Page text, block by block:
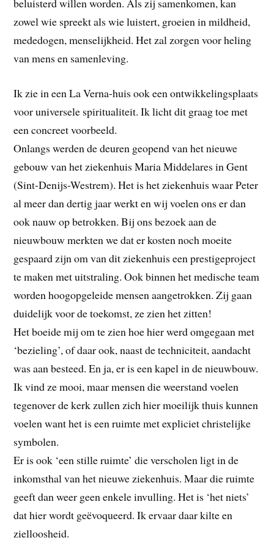
beluisterd willen worden. Als zij samenkomen, kan
zowel wie spreekt als wie luistert, groeien in mildheid,
mededogen, menselijkheid. Het zal zorgen voor heling
van mens en samenleving.
Ik zie in een La Verna-huis ook een ontwikkelingsplaats
voor universele spiritualiteit. Ik licht dit graag toe met
een concreet voorbeeld.
Onlangs werden de deuren geopend van het nieuwe
gebouw van het ziekenhuis Maria Middelares in Gent
(Sint-Denijs-Westrem). Het is het ziekenhuis waar Peter
al meer dan dertig jaar werkt en wij voelen ons er dan
ook nauw op betrokken. Bij ons bezoek aan de
nieuwbouw merkten we dat er kosten noch moeite
gespaard zijn om van dit ziekenhuis een prestigeproject
te maken met uitstraling. Ook binnen het medische team
worden hoogopgeleide mensen aangetrokken. Zij gaan
duidelijk voor de toekomst, ze zien het zitten!
Het boeide mij om te zien hoe hier werd omgegaan met
‘bezieling’, of daar ook, naast de techniciteit, aandacht
was aan besteed. En ja, er is een kapel in de nieuwbouw.
Ik vind ze mooi, maar mensen die weerstand voelen
tegenover de kerk zullen zich hier moeilijk thuis kunnen
voelen want het is een ruimte met expliciet christelijke
symbolen.
Er is ook ‘een stille ruimte’ die verscholen ligt in de
inkomsthal van het nieuwe ziekenhuis. Maar die ruimte
geeft dan weer geen enkele invulling. Het is ‘het niets’
dat hier wordt geëvoqueerd. Ik ervaar daar kilte en
zielloosheid.